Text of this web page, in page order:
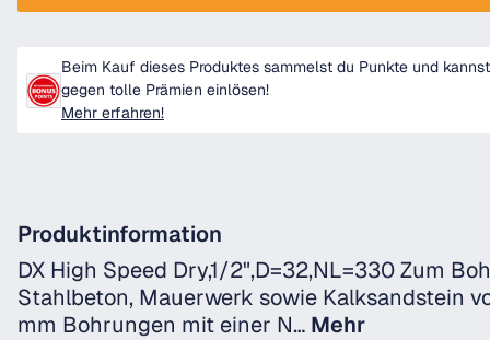
Beim Kauf dieses Produktes sammelst du Punkte und
gegen tolle Prämien einlösen!
Mehr erfahren!
Produktinformation
DX High Speed Dry,1/2",D=32,NL=330 Zum
Stahlbeton, Mauerwerk sowie Kalksandstein
mm Bohrungen mit einer N… Mehr